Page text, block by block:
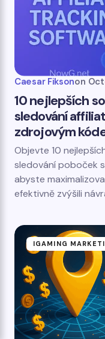
Caesar Fiksonon
10 nejlepších
sledování
zdrojovým
Objevte 10
sledování poboček
abyste
efektivně zvýšili
IGAMING